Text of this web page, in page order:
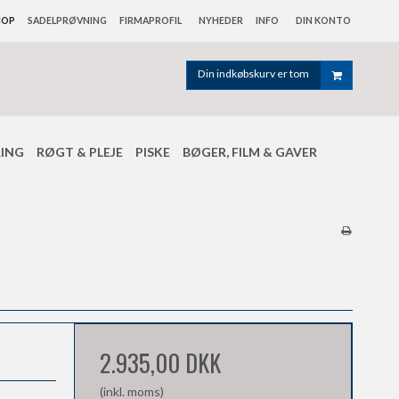
SADELPRØVNING FIRMAPROFIL NYHEDER INFO DIN KONTO
Din indkøbskurv er tom
RØGT & PLEJE PISKE BØGER, FILM & GAVER
2.935,00 DKK
(inkl. moms)